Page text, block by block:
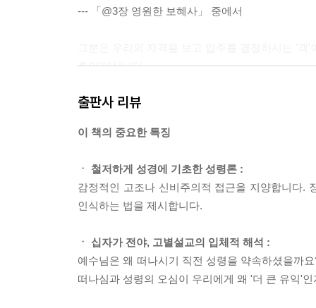
--- 「@3장 영원한 보혜사」 중에서
주인'이십니다.
원과 삶에 필요한 모든 것을 배우려고 노력하고 있
성부 하나님이 자기 아들을 아끼지 않으시고, 성
부를 다해 ‘또 다른 보혜사’와 ‘진리의 영’과 ‘거
나의 약함이 성령의 권능을 담는 그릇이 되고, 나
한 정점에 서게 됩니다.
출판사 리뷰
이 책의 중요한 특징
ㆍ 철저하게 성경에 기초한 성령론 :
감정적인 고조나 신비주의적 접근을 지양합니다.
인식하는 법을 제시합니다.
ㆍ 십자가 전야, 고별설교의 입체적 해석 :
예수님은 왜 떠나시기 직전 성령을 약속하셨을까
떠나심과 성령의 오심이 우리에게 왜 '더 큰 유익'